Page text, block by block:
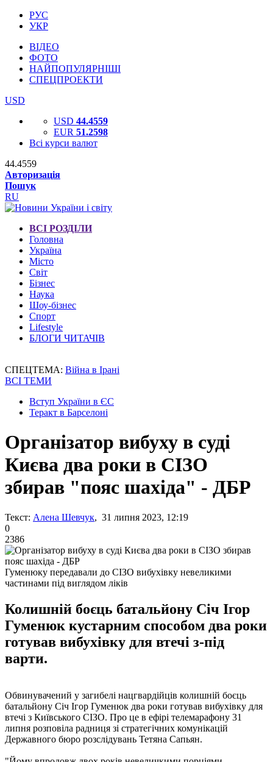
РУС
УКР
ВІДЕО
ФОТО
НАЙПОПУЛЯРНІШІ
СПЕЦПРОЕКТИ
USD
USD 44.4559
EUR 51.2598
Всі курси валют
44.4559
Авторизація
Пошук
RU
ВСІ РОЗДІЛИ
Головна
Україна
Місто
Світ
Бізнес
Наука
Шоу-бізнес
Спорт
Lifestyle
БЛОГИ ЧИТАЧІВ
СПЕЦТЕМА: Війна в Ірані
ВСІ ТЕМИ
Вступ України в ЄС
Теракт в Барселоні
Організатор вибуху в суді
Києва два роки в СІЗО
збирав "пояс шахіда" - ДБР
Текст: Алена Шевчук, 31 липня 2023, 12:19
0
2386
Гуменюку передавали до СІЗО вибухівку невеликими
частинами під виглядом ліків
Колишній боєць батальйону Січ Ігор
Гуменюк кустарним способом два роки
готував вибухівку для втечі з-під
варти.
Обвинувачений у загибелі нацгвардійців колишній боєць
батальйону Січ Ігор Гуменюк два роки готував вибухівку для
втечі з Київського СІЗО. Про це в ефірі телемарафону 31
липня розповіла радниця зі стратегічних комунікацій
Державного бюро розслідувань Тетяна Сапьян.